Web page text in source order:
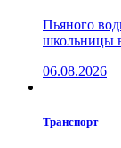
Пьяного
школьницы
06.08.2026
Транспорт